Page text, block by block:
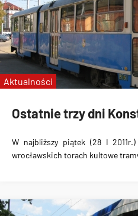
Ostatnie trzy dni
W najbliższy piątek (28 I
wrocławskich torach kultowe
Aktualności